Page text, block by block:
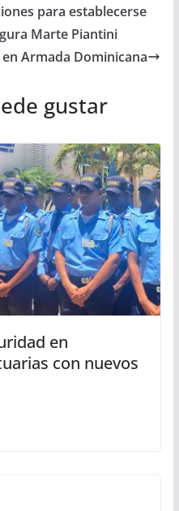
para establecerse
Marte Piantini
Armada Dominicana
gustar
en
con nuevos